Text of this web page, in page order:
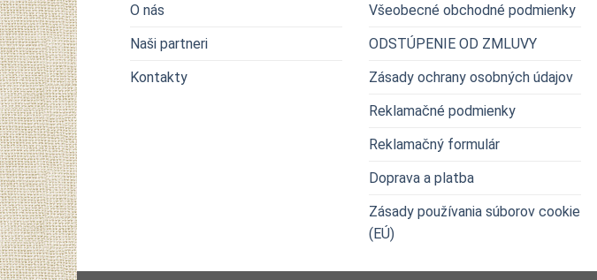
O nás
Naši partneri
Kontakty
Všeobecné obchodné podmienky
ODSTÚPENIE OD ZMLUVY
Zásady ochrany osobných údajov
Reklamačné podmienky
Reklamačný formulár
Doprava a platba
Zásady používania súborov cookie
(EÚ)